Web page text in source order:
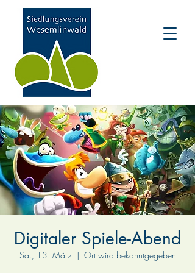
Digitaler Spiele-Abend
Sa., 13. März
  |
Ort wird bekanntgegeben